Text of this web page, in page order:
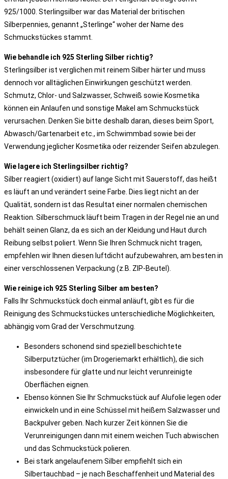
925/1000. Sterlingsilber war das Material der britischen
Silberpennies, genannt „Sterlinge“ woher der Name des
Schmuckstückes stammt.
Wie behandle ich 925 Sterling Silber richtig?
Sterlingsilber ist verglichen mit reinem Silber härter und muss
dennoch vor alltäglichen Einwirkungen geschützt werden.
Schmutz, Chlor- und Salzwasser, Schweiß sowie Kosmetika
können ein Anlaufen und sonstige Makel am Schmuckstück
verursachen. Denken Sie bitte deshalb daran, dieses beim Sport,
Abwasch/Gartenarbeit etc., im Schwimmbad sowie bei der
Verwendung jeglicher Kosmetika oder reizender Seifen abzulegen.
Wie lagere ich Sterlingsilber richtig?
Silber reagiert (oxidiert) auf lange Sicht mit Sauerstoff, das heißt
es läuft an und verändert seine Farbe. Dies liegt nicht an der
Qualität, sondern ist das Resultat einer normalen chemischen
Reaktion. Silberschmuck läuft beim Tragen in der Regel nie an und
behält seinen Glanz, da es sich an der Kleidung und Haut durch
Reibung selbst poliert. Wenn Sie Ihren Schmuck nicht tragen,
empfehlen wir Ihnen diesen luftdicht aufzubewahren, am besten in
einer verschlossenen Verpackung (z.B. ZIP-Beutel).
Wie reinige ich 925 Sterling Silber am besten?
Falls Ihr Schmuckstück doch einmal anläuft, gibt es für die
Reinigung des Schmuckstückes unterschiedliche Möglichkeiten,
abhängig vom Grad der Verschmutzung.
Besonders schonend sind speziell beschichtete
Silberputztücher (im Drogeriemarkt erhältlich), die sich
insbesondere für glatte und nur leicht verunreinigte
Oberflächen eignen.
Ebenso können Sie Ihr Schmuckstück auf Alufolie legen oder
einwickeln und in eine Schüssel mit heißem Salzwasser und
Backpulver geben. Nach kurzer Zeit können Sie die
Verunreinigungen dann mit einem weichen Tuch abwischen
und das Schmuckstück polieren.
Bei stark angelaufenem Silber empfiehlt sich ein
Silbertauchbad – je nach Beschaffenheit und Material des